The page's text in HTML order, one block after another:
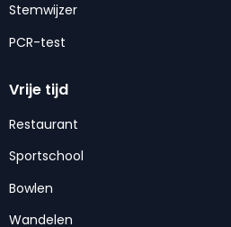
Stemwijzer
PCR-test
Vrije tijd
Restaurant
Sportschool
Bowlen
Wandelen